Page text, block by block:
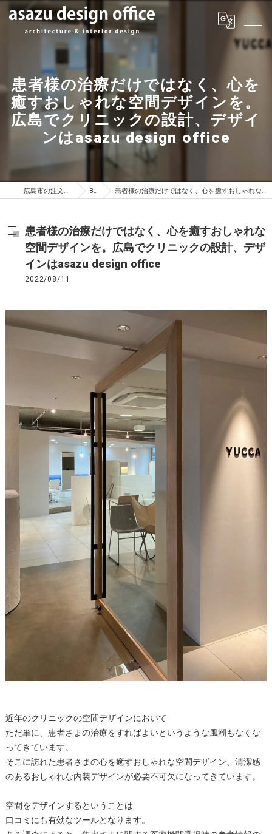
患者様の治療だけではなく、心を
癒すおしゃれな空間デザインを。
広島でクリニックの設計、デザイ
ンはasazu design office
広島市の注文住宅はasazu design office BLOG 患者様の治療だけではなく、心を癒すおしゃれな空間デザインを。広島でクリニックの設計、デザインはasazu design office
患者様の治療だけではなく、心を癒すおしゃれな
空間デザインを。広島でクリニックの設計、デザ
インはasazu design office
2022/08/11
近年のクリニックの空間デザインにおいて
ただ単に、患者さまの治療をすればよいというような風潮もなくな
ってきています。
そこに訪れた患者さまの心を癒すおしゃれな空間デザイン、清潔感
のあるおしゃれな内装デザインが必要不可欠になってきています。
空間をデザインするということは
口コミにも有効なツールとなります。